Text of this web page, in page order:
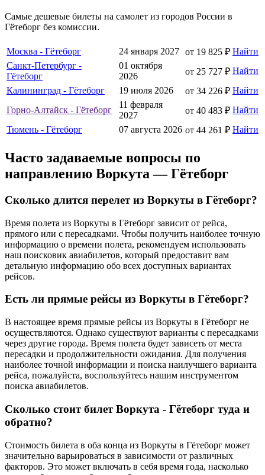
Самые дешевые билеты на самолет из городов России в
Гётеборг без комиссии.
Москва - Гётеборг 24 января 2027 от 19 825 ₽ Найти
Санкт-Петербург -
Гётеборг
01 октября
2026
от 25 727 ₽ Найти
Калининград - Гётеборг
19 июля 2026 от 34 226 ₽ Найти
Горно-Алтайск - Гётеборг
11 февраля
2027
от 40 483 ₽ Найти
Тюмень - Гётеборг
07 августа 2026 от 44 261 ₽ Найти
Часто задаваемые вопросы по
направлению Воркута — Гётеборг
Сколько длится перелет из Воркуты в Гётеборг?
Время полета из Воркуты в Гётеборг зависит от рейса,
прямого или с пересадками. Чтобы получить наиболее точную
информацию о времени полета, рекомендуем использовать
наш поисковик авиабилетов, который предоставит вам
детальную информацию обо всех доступных вариантах
рейсов.
Есть ли прямые рейсы из Воркуты в Гётеборг?
В настоящее время прямые рейсы из Воркуты в Гётеборг не
осуществляются. Однако существуют варианты с пересадками
через другие города. Время полета будет зависеть от места
пересадки и продолжительности ожидания. Для получения
наиболее точной информации и поиска наилучшего варианта
рейса, пожалуйста, воспользуйтесь нашим инструментом
поиска авиабилетов.
Сколько стоит билет Воркута - Гётеборг туда и
обратно?
Стоимость билета в оба конца из Воркуты в Гётеборг может
значительно варьироваться в зависимости от различных
факторов. Это может включать в себя время года, насколько